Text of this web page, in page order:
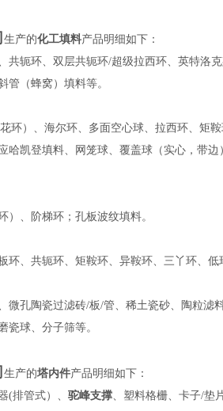
生产的化工填料产品明细如下：
共轭环、双层共轭环/超级拉西环、英特洛
管（蜂窝）填料等。
环）、海尔环、多面空心球、拉西环、矩
哈凯登填料、网笼球、覆盖球（实心，带
）、阶梯环；孔板波纹填料。
环、共轭环、矩鞍环、异鞍环、三丫环、低
微孔陶瓷过滤砖/板/管、稀土瓷砂、陶粒
瓷球、分子筛等。
生产的塔内件产品明细如下：
(排管式）、驼峰支撑、塑料格栅、卡子/垫